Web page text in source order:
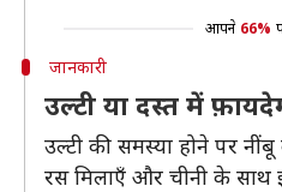
आपने 66%
जानकारी
उल्टी या दस्त में
उल्टी की समस्या होने पर
रस मिलाएँ और चीनी के साथ